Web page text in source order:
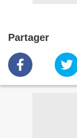
Partager